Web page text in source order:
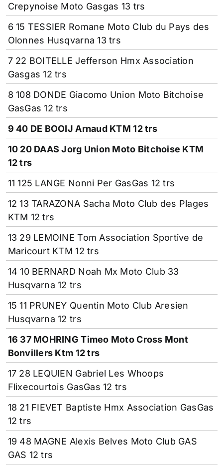
Crepynoise Moto Gasgas 13 trs
6 15 TESSIER Romane Moto Club du Pays des
Olonnes Husqvarna 13 trs
7 22 BOITELLE Jefferson Hmx Association
Gasgas 12 trs
8 108 DONDE Giacomo Union Moto Bitchoise
GasGas 12 trs
9 40 DE BOOIJ Arnaud KTM 12 trs
10 20 DAAS Jorg Union Moto Bitchoise KTM
12 trs
11 125 LANGE Nonni Per GasGas 12 trs
12 13 TARAZONA Sacha Moto Club des Plages
KTM 12 trs
13 29 LEMOINE Tom Association Sportive de
Maricourt KTM 12 trs
14 10 BERNARD Noah Mx Moto Club 33
Husqvarna 12 trs
15 11 PRUNEY Quentin Moto Club Aresien
Husqvarna 12 trs
16 37 MOHRING Timeo Moto Cross Mont
Bonvillers Ktm 12 trs
17 28 LEQUIEN Gabriel Les Whoops
Flixecourtois GasGas 12 trs
18 21 FIEVET Baptiste Hmx Association GasGas
12 trs
19 48 MAGNE Alexis Belves Moto Club GAS
GAS 12 trs